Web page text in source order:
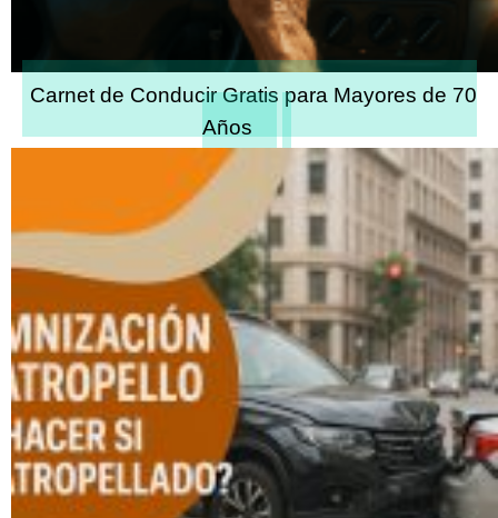
Carnet de Conducir Gratis para Mayores de 70
Años